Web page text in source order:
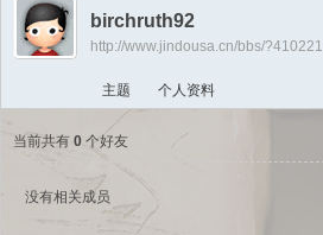
Di ›
birchruth92
http://www.jindousa.cn/bbs/?410221
主题 个人资料
当前共有 0 个好友
没有相关成员